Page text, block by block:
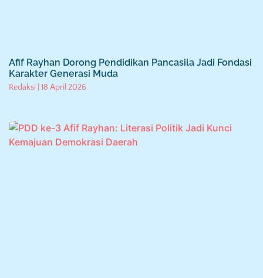
Afif Rayhan Dorong Pendidikan Pancasila Jadi Fondasi
Karakter Generasi Muda
Redaksi 18 April 2026